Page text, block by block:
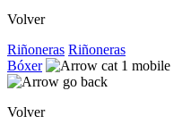
Volver
Riñoneras Riñoneras
Bóxer
Volver